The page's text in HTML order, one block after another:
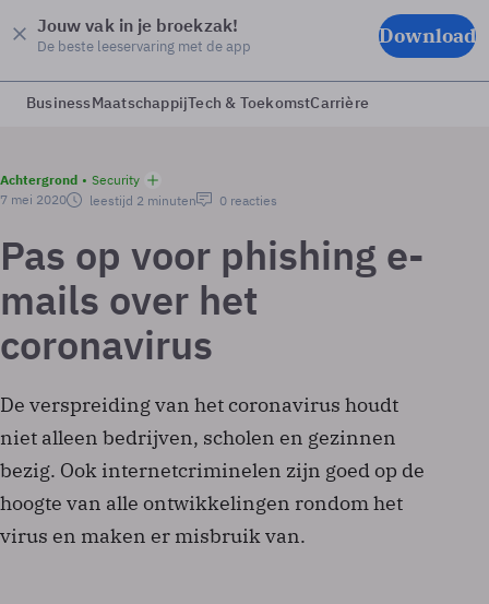
Jouw vak in je broekzak!
De beste leeservaring met de app Download
BusinessMaatschappijTech & ToekomstCarrière
Achtergrond
Security
7 mei 2020
leestijd 2 minuten 0 reacties
Pas op voor phishing e-
mails over het
coronavirus
De verspreiding van het coronavirus houdt
niet alleen bedrijven, scholen en gezinnen
bezig. Ook internetcriminelen zijn goed op de
hoogte van alle ontwikkelingen rondom het
virus en maken er misbruik van.